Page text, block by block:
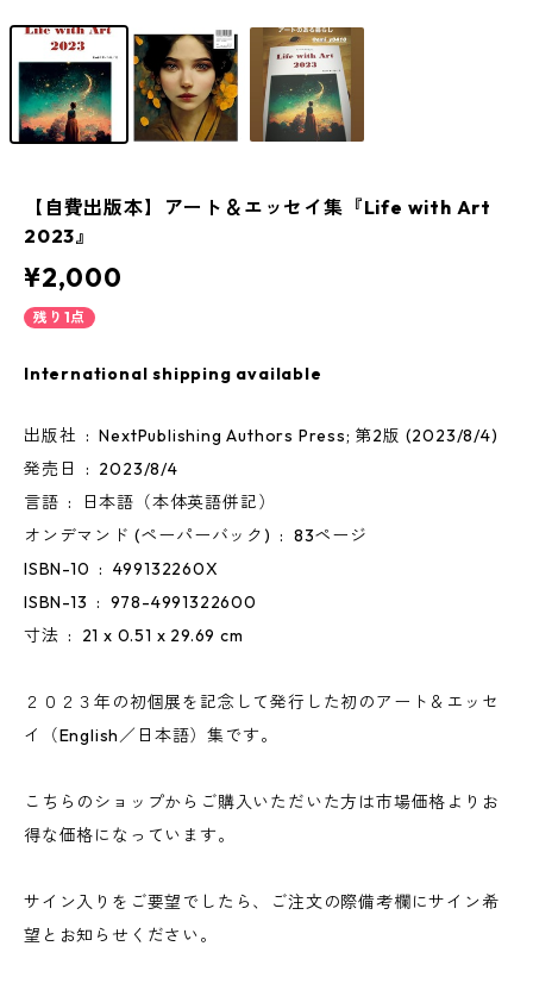
【自費出版本】アート＆エッセイ集『Life with Art
2023』
¥2,000
残り1点
International shipping available
出版社 ‏ : ‎ NextPublishing Authors Press; 第2版 (2023/8/4)
発売日 ‏ : ‎ 2023/8/4
言語 ‏ : ‎ 日本語（本体英語併記）
オンデマンド (ペーパーバック) ‏ : ‎ 83ページ
ISBN-10 ‏ : ‎ 499132260X
ISBN-13 ‏ : ‎ 978-4991322600
寸法 ‏ : ‎ 21 x 0.51 x 29.69 cm
２０２３年の初個展を記念して発行した初のアート＆エッセ
イ（English／日本語）集です。
こちらのショップからご購入いただいた方は市場価格よりお
得な価格になっています。
サイン入りをご要望でしたら、ご注文の際備考欄にサイン希
望とお知らせください。